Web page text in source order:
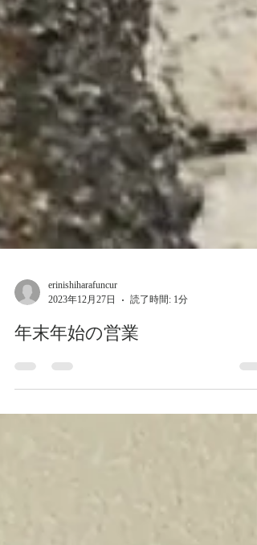
erinishiharafuncur
2023年12月27日
読了時間: 1分
年末年始の営業